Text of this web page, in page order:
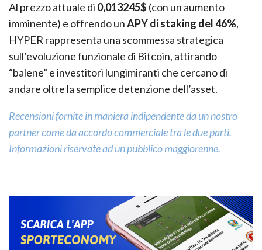
Al prezzo attuale di 0,013245$ (con un aumento
imminente) e offrendo unAPY di staking del 46%,
HYPER rappresenta una scommessa strategica
sull’evoluzione funzionale di Bitcoin, attirando
“balene” e investitori lungimiranti che cercano di
andare oltre la semplice detenzione dell’asset.
Recensioni fornite in maniera indipendente da un nostro
partner come da accordo commerciale tra le due parti.
Informazioni riservate ad un pubblico maggiorenne.